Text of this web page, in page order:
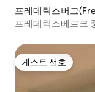
프레데릭스버그
프레데릭스베르크
게스트 선호
게스트 선호